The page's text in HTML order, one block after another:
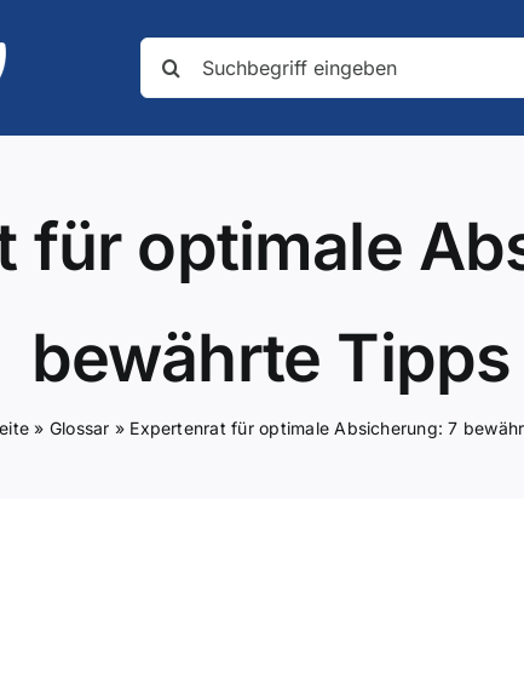
nach:
für optimale
bewährte Tipps
» Glossar » Expertenrat für optimale Absicherung: 7